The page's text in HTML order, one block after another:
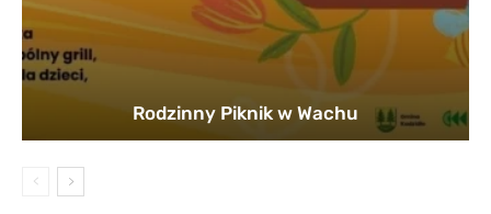
Rodzinny Piknik w Wachu